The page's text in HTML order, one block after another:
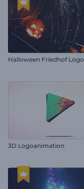
Halloween Friedhof Logo
3D Logoanimation